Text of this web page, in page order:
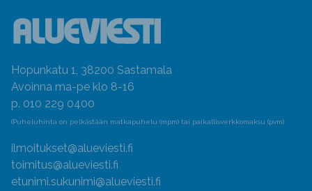
Hopunkatu 1, 38200 Sastamala
Avoinna ma-pe klo 8-16
p. 010 229 0400
(Puheluhinta on pelkästään matkapuhelu (mpm) tai paikallisverkkomaksu (pvm)
ilmoitukset@alueviesti.fi
toimitus@alueviesti.fi
etunimi.sukunimi@alueviesti.fi